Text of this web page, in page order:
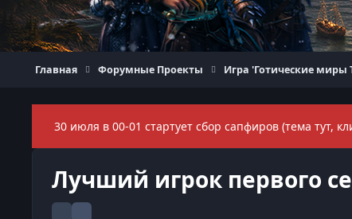
Главная Форумные Проекты Игра 'Готические миры
30 июля в 00-01 стартует сбор сапфиров (тема тут,
Лучший игрок первого